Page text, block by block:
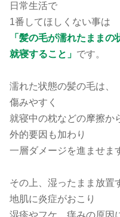
日常生活で
1番してほしくない事は
「髪の毛が濡れたまま
就寝すること」 です。
濡れた状態の髪の毛は、
傷みやすく
就寝中の枕などの摩擦
外的要因も加わり
一層ダメージを進ませ
その上、湿ったまま放置
地肌に炎症がおこり
湿疹やフケ、痒みの原